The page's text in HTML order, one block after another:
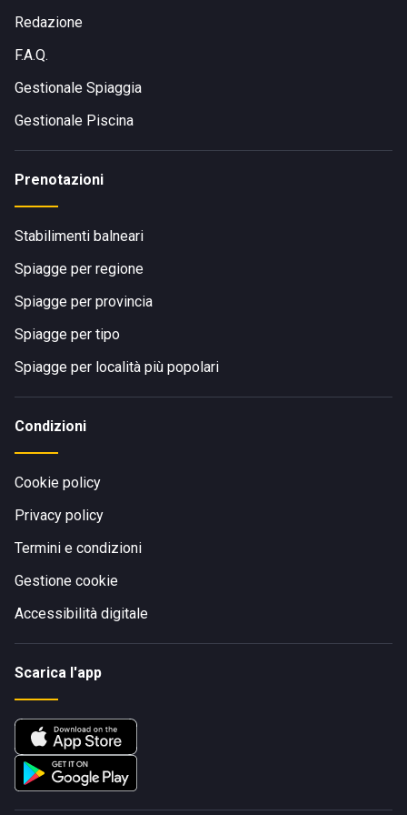
Redazione
F.A.Q.
Gestionale Spiaggia
Gestionale Piscina
Prenotazioni
Stabilimenti balneari
Spiagge per regione
Spiagge per provincia
Spiagge per tipo
Spiagge per località più popolari
Condizioni
Cookie policy
Privacy policy
Termini e condizioni
Gestione cookie
Accessibilità digitale
Scarica l'app